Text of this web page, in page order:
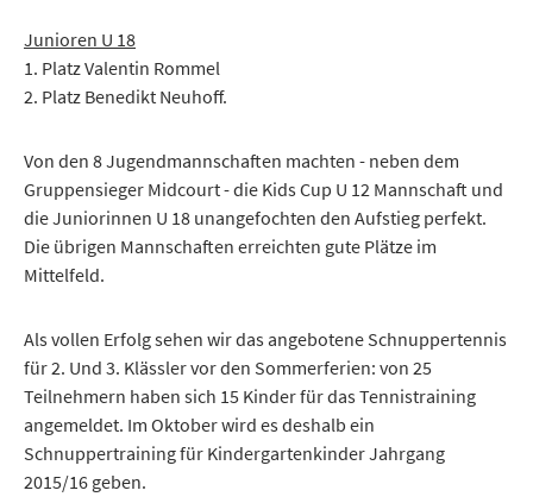
Junioren U 18
1. Platz Valentin Rommel
2. Platz Benedikt Neuhoff.
Von den 8 Jugendmannschaften machten - neben dem
Gruppensieger Midcourt - die Kids Cup U 12 Mannschaft und
die Juniorinnen U 18 unangefochten den Aufstieg perfekt.
Die übrigen Mannschaften erreichten gute Plätze im
Mittelfeld.
Als vollen Erfolg sehen wir das angebotene Schnuppertennis
für 2. Und 3. Klässler vor den Sommerferien: von 25
Teilnehmern haben sich 15 Kinder für das Tennistraining
angemeldet. Im Oktober wird es deshalb ein
Schnuppertraining für Kindergartenkinder Jahrgang
2015/16 geben.